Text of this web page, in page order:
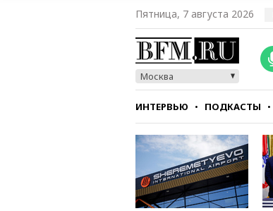
Пятница, 7 августа 2026
Москва
ИНТЕРВЬЮ ПОДКАСТЫ
СТИЛЬ ТЕСТЫ